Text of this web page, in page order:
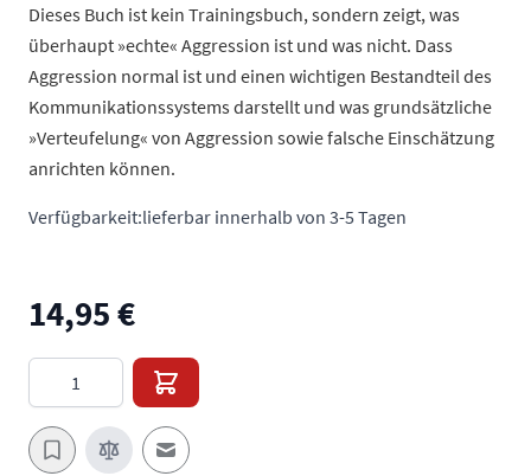
Dieses Buch ist kein Trainingsbuch, sondern zeigt, was
überhaupt »echte« Aggression ist und was nicht. Dass
Aggression normal ist und einen wichtigen Bestandteil des
Kommunikationssystems darstellt und was grundsätzliche
»Verteufelung« von Aggression sowie falsche Einschätzung
anrichten können.
Verfügbarkeit:lieferbar innerhalb von 3-5 Tagen
14,95 €
Menge
E-Mail an einen Freund